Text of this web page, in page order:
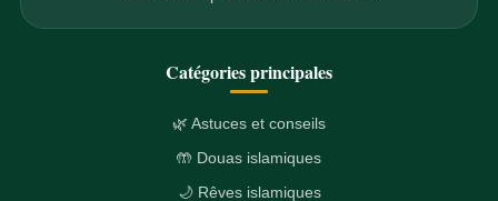
Catégories principales
🌿 Astuces et conseils
🤲 Douas islamiques
🌙 Rêves islamiques